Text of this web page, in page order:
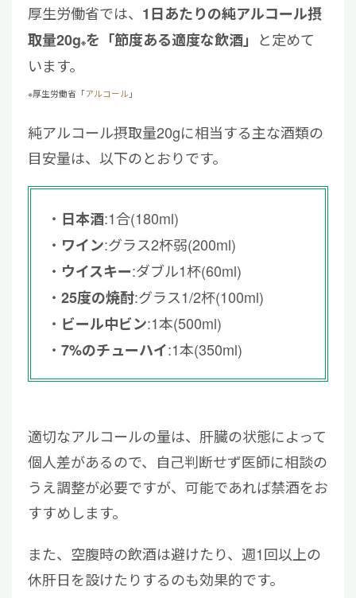
厚生労働省では、 1日あたりの純アルコール摂
取量20g※を「節度ある適度な飲酒」 と定めて
います。
※厚生労働省「アルコール 」
純アルコール摂取量20gに相当する主な酒類の
目安量は、以下のとおりです。
日本酒:1合(180ml)
ワイン:グラス2杯弱(200ml)
ウイスキー:ダブル1杯(60ml)
25度の焼酎:グラス1/2杯(100ml)
ビール中ビン:1本(500ml)
7%のチューハイ:1本(350ml)
適切なアルコールの量は、肝臓の状態によって
個人差があるので、自己判断せず医師に相談の
うえ調整が必要ですが、可能であれば禁酒をお
すすめします。
また、空腹時の飲酒は避けたり、週1回以上の
休肝日を設けたりするのも効果的です。